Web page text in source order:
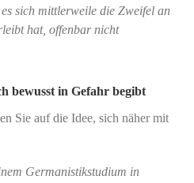
sich mittlerweile die Zweifel an
hat, offenbar nicht
bewusst in Gefahr begibt
Sie auf die Idee, sich näher mit
Germanistikstudium in